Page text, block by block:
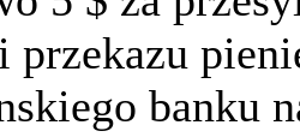
przekazu
banku